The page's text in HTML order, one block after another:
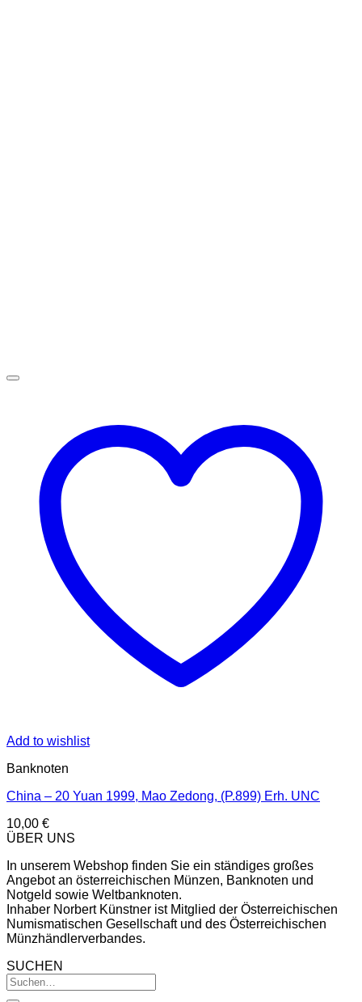
Add to wishlist
Banknoten
China – 20 Yuan 1999, Mao Zedong, (P.899) Erh. UNC
10,00 €
ÜBER UNS
In unserem Webshop finden Sie ein ständiges großes
Angebot an österreichischen Münzen, Banknoten und
Notgeld sowie Weltbanknoten.
Inhaber Norbert Künstner ist Mitglied der Österreichischen
Numismatischen Gesellschaft und des Österreichischen
Münzhändlerverbandes.
SUCHEN